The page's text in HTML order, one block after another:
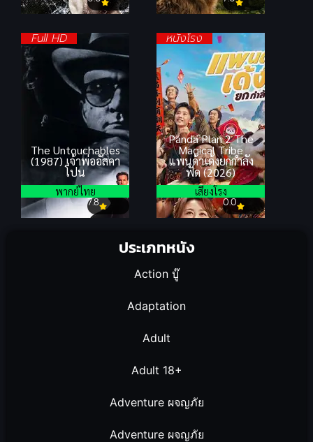
ประเภทหนัง
Action บู๊
Adaptation
Adult
Adult 18+
Adventure ผจญภัย
Adventure ผจญภัย
Full HD
The Untouchables
(1987) เจ้าพ่ออัลคา
โปน
7.8
พากย์ไทย
หนังโรง
Panda Plan 2 The
Magical Tribe
แพนด้าเด้งยกกำลัง
ฟัด (2026)
0.0
เสียงโรง